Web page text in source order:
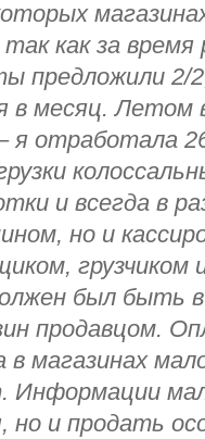
как за
предложили 2/
в месяц. Летом
я отработала
и всегда в
но и
был быть
продавцом.
в магазинах
Информации
но и продать